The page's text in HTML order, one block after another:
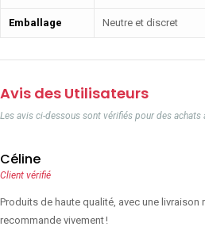
Emballage Neutre et discret
Avis des Utilisateurs
Les avis ci-dessous sont vérifiés pour des achats
Céline
Client vérifié
Produits de haute qualité, avec une livraison
recommande vivement !